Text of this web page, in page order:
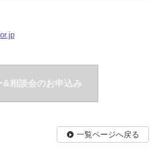
&相談会のお申込み
一覧ページへ戻る